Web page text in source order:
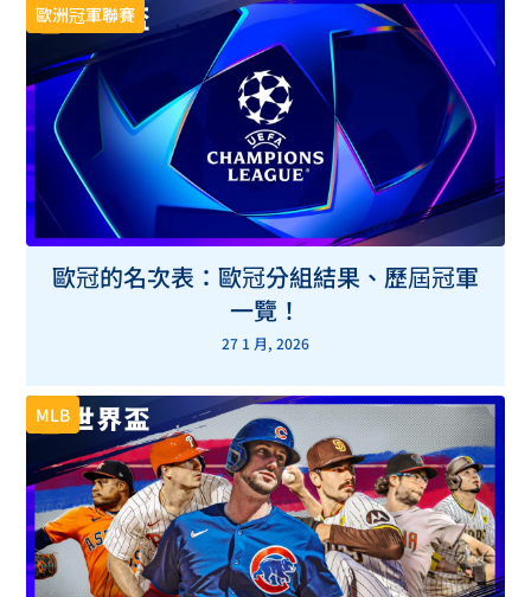
歐洲冠軍聯賽
歐冠的名次表：歐冠分組結果、歷屆冠軍
一覽！
27 1 月, 2026
MLB